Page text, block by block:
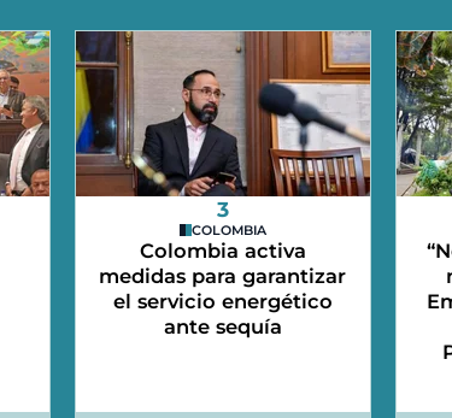
3
COLOMBIA
Colombia activa
medidas para garantizar
el servicio energético
ante sequía